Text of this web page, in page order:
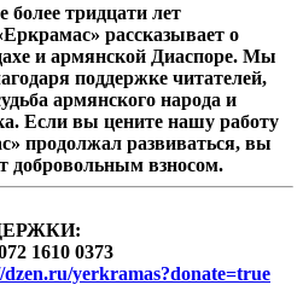
тридцати лет
рассказывает о
и армянской Диаспоре. Мы
поддержке читателей,
армянского народа и
Если вы цените нашу работу
продолжал развиваться, вы
добровольным взносом.
1610 0373
dzen.ru/yerkramas?donate=true